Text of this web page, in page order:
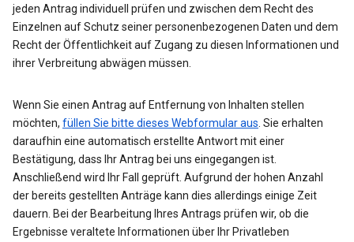
jeden Antrag individuell prüfen und zwischen dem Recht des
Einzelnen auf Schutz seiner personenbezogenen Daten und dem
Recht der Öffentlichkeit auf Zugang zu diesen Informationen und
ihrer Verbreitung abwägen müssen.
Wenn Sie einen Antrag auf Entfernung von Inhalten stellen
möchten, füllen Sie bitte dieses Webformular aus . Sie erhalten
daraufhin eine automatisch erstellte Antwort mit einer
Bestätigung, dass Ihr Antrag bei uns eingegangen ist.
Anschließend wird Ihr Fall geprüft. Aufgrund der hohen Anzahl
der bereits gestellten Anträge kann dies allerdings einige Zeit
dauern. Bei der Bearbeitung Ihres Antrags prüfen wir, ob die
Ergebnisse veraltete Informationen über Ihr Privatleben